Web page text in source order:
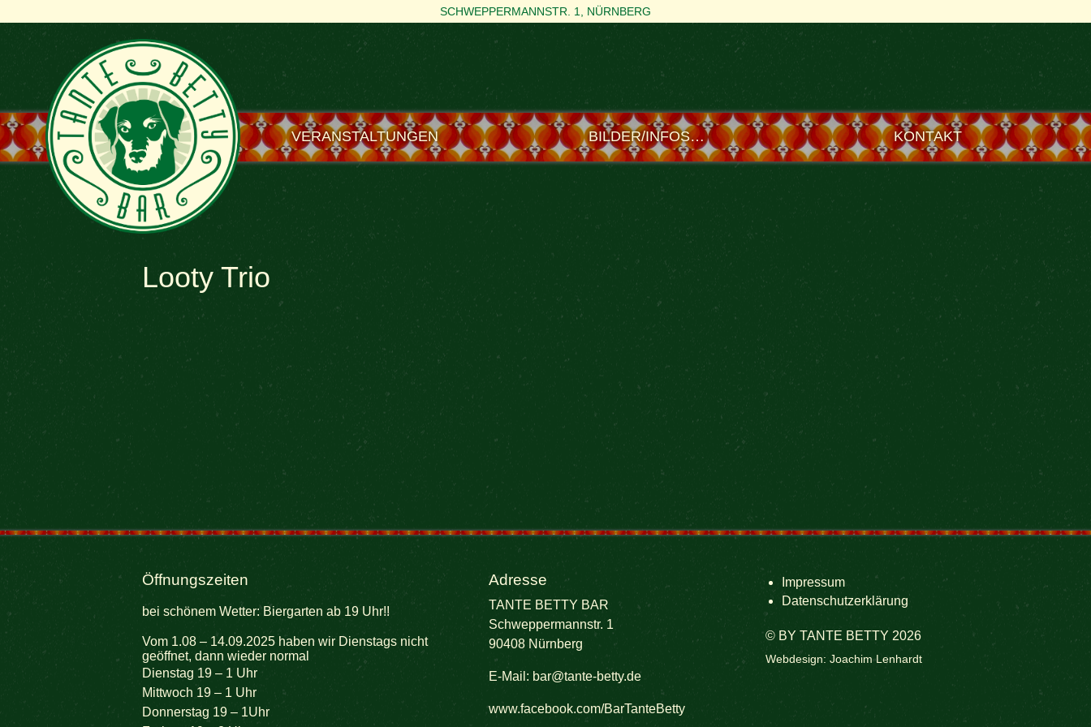
SCHWEPPERMANNSTR. 1, NÜRNBERG
VERANSTALTUNGEN BILDER/INFOS… KONTAKT
Looty Trio
Öffnungszeiten
bei schönem Wetter: Biergarten ab 19 Uhr!!
Vom 1.08 – 14.09.2025 haben wir Dienstags nicht
geöffnet, dann wieder normal
Dienstag 19 – 1 Uhr
Mittwoch 19 – 1 Uhr
Donnerstag 19 – 1Uhr
Adresse
TANTE BETTY BAR
Schweppermannstr. 1
90408 Nürnberg
E-Mail: bar@tante-betty.de
www.facebook.com/BarTanteBetty
Impressum
Datenschutzerklärung
© BY TANTE BETTY 2026
Webdesign: Joachim Lenhardt